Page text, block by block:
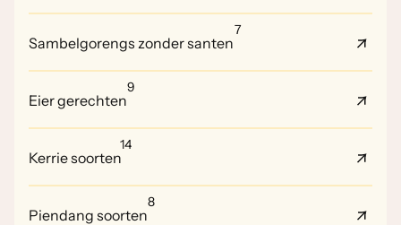
Sambelgorengs zonder santen
7
Eier gerechten
9
Kerrie soorten
14
Piendang soorten
8